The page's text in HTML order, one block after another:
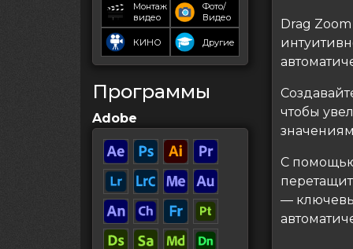
Монтаж
видео
Фото/
Видео
КИНО Другие
Программы
Adobe
Drag
чтобы
С
—